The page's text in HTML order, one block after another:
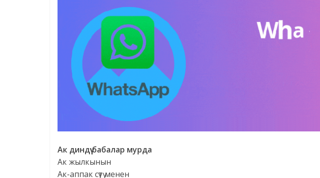
Ак диндүү бабалар мурда
Ак жылкынын
Ак-аппак сүтү менен